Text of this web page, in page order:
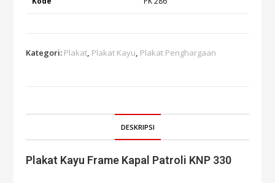
Kategori: Plakat, Plakat Kayu, Plakat Penghargaan
DESKRIPSI
Plakat Kayu Frame Kapal Patroli KNP 330